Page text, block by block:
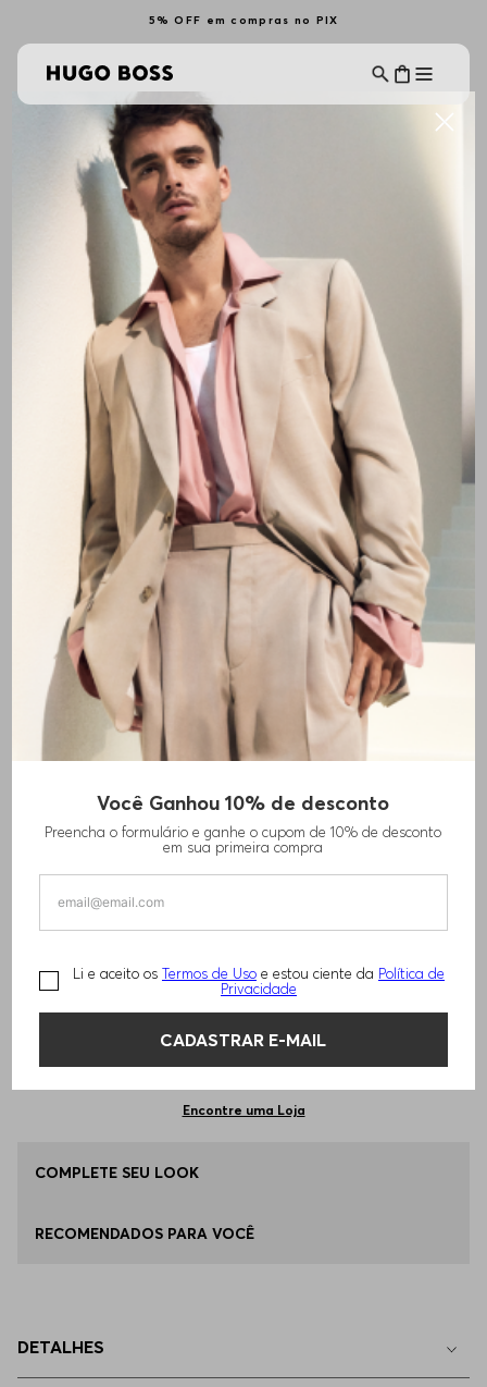
5% OFF em compras no PIX
Você Ganhou 10% de desconto
Preencha o formulário e ganhe o cupom de 10% de desconto
em sua primeira compra
Li e aceito os Termos de Uso e estou ciente da Política de
Privacidade
CADASTRAR E-MAIL
SUÉTER DE ALGODÃO COM MONOGRAMA
DOUBLE B
R$ 1.690,00
TAMANHO -M - M Informações do Tamanho
Qual o seu Tamanho? Tabela de Tamanhos
M - M
G - L
Encontre uma Loja
COMPLETE SEU LOOK
RECOMENDADOS PARA VOCÊ
DETALHES